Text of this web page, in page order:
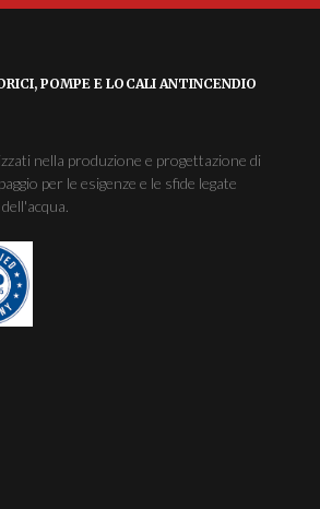
POMPE E LOCALI ANTINCENDIO
nella produzione e progettazione di
per le esigenze e le sfide legate